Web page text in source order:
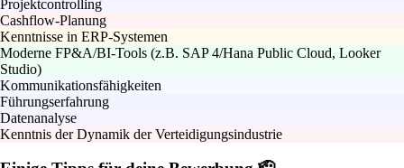
Projektcontrolling
Cashflow-Planung
Kenntnisse in ERP-Systemen
Moderne FP&A/BI-Tools (z.B. SAP 4/Hana Public Cloud, Looker
Studio)
Kommunikationsfähigkeiten
Führungserfahrung
Datenanalyse
Kenntnis der Dynamik der Verteidigungsindustrie